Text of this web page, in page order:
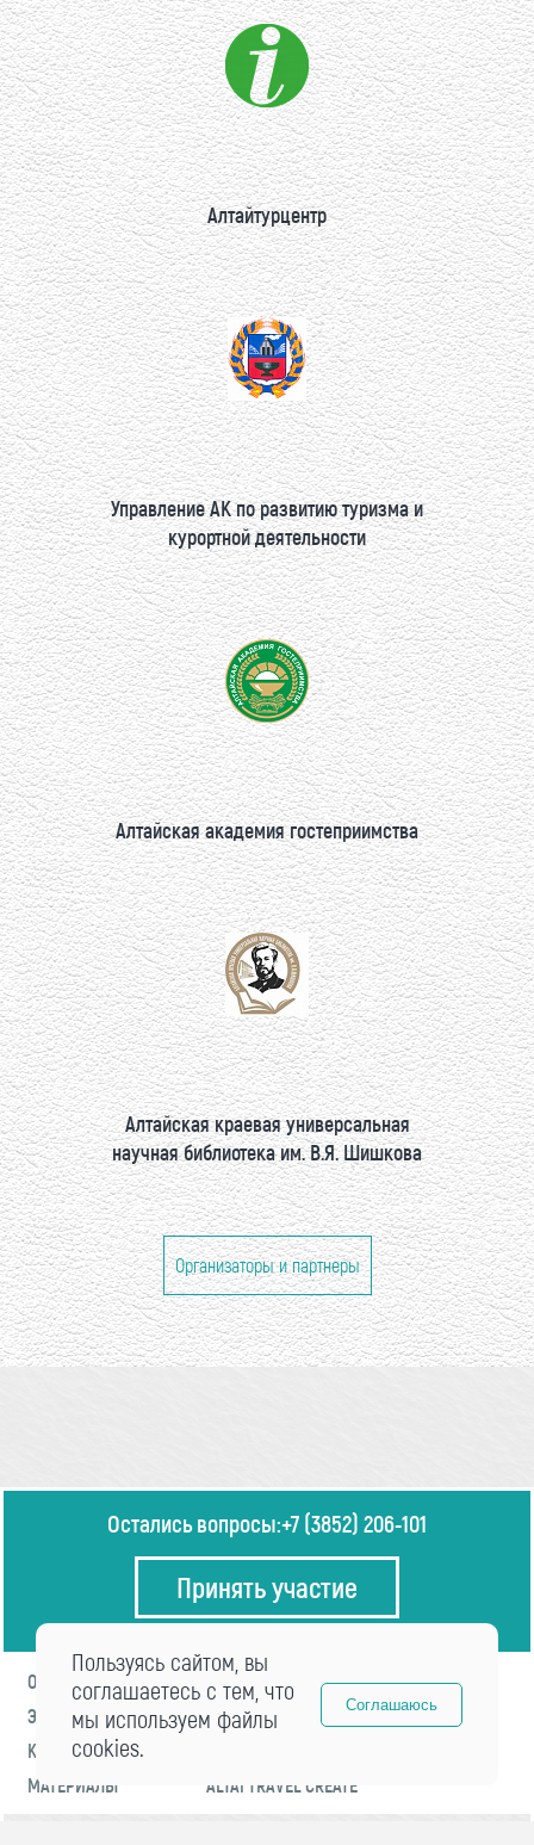
Алтайтурцентр
Управление АК по развитию туризма и
курортной деятельности
Алтайская академия гостеприимства
Алтайская краевая универсальная
научная библиотека им. В.Я. Шишкова
Организаторы и партнеры
Остались вопросы:+7 (3852) 206-101
Принять участие
О ФОРУМЕ
ПРОГРАММА
ЭКСПЕРТЫ
НОВОСТИ
КОНТАКТЫ
МАТЕРИАЛЫ
ALTAI TRAVEL CREATE
Пользуясь сайтом, вы
соглашаетесь с тем, что
мы используем файлы
cookies.
Соглашаюсь